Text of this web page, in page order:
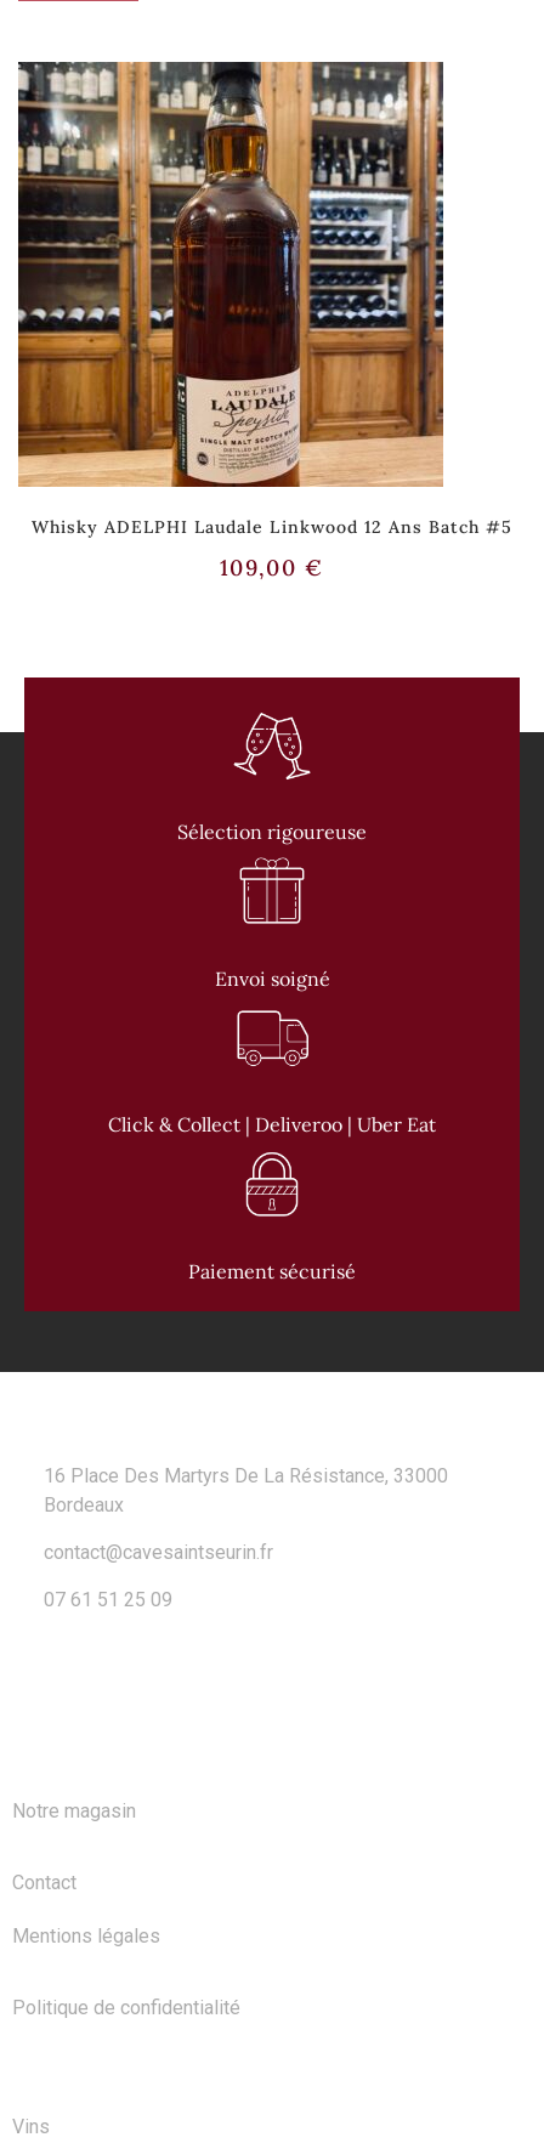
Rupture de stock
Whisky ADELPHI Laudale Linkwood 12 Ans Batch #5
109,00 €
Sélection rigoureuse
Envoi soigné
Click & Collect | Deliveroo | Uber Eat
Paiement sécurisé
16 Place Des Martyrs De La Résistance, 33000
Bordeaux
contact@cavesaintseurin.fr
07 61 51 25 09
Notre magasin
Contact
Mentions légales
Politique de confidentialité
Vins